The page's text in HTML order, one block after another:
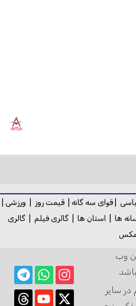
|قوای سه گانه |قیمت روز ورزشی
ها استان ها گالری فیلم
گالری
وب
در سایر